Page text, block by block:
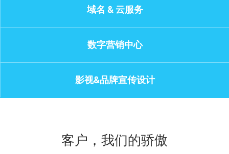
域名 & 云服务
数字营销中心
影视&品牌宣传设计
客户，我们的骄傲